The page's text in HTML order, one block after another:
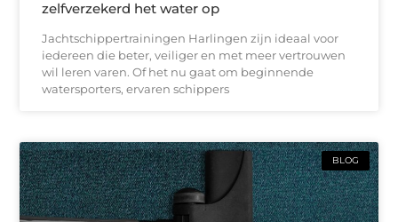
zelfverzekerd het water op
Jachtschippertrainingen Harlingen zijn ideaal voor
iedereen die beter, veiliger en met meer vertrouwen
wil leren varen. Of het nu gaat om beginnende
watersporters, ervaren schippers
BLOG